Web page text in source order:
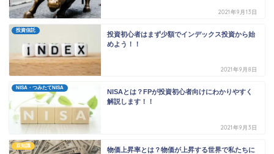
2021年9月13日
投資信託
投資初心者はまず少額でインデックス投資から始
めよう！！
2021年9月8日
NISA・つみたてNISA
NISAとは？FPが投資初心者向けにわかりやすく
解説します！！
2021年9月3日
豆知識
物価上昇率とは？物価が上昇する世界で私たちに